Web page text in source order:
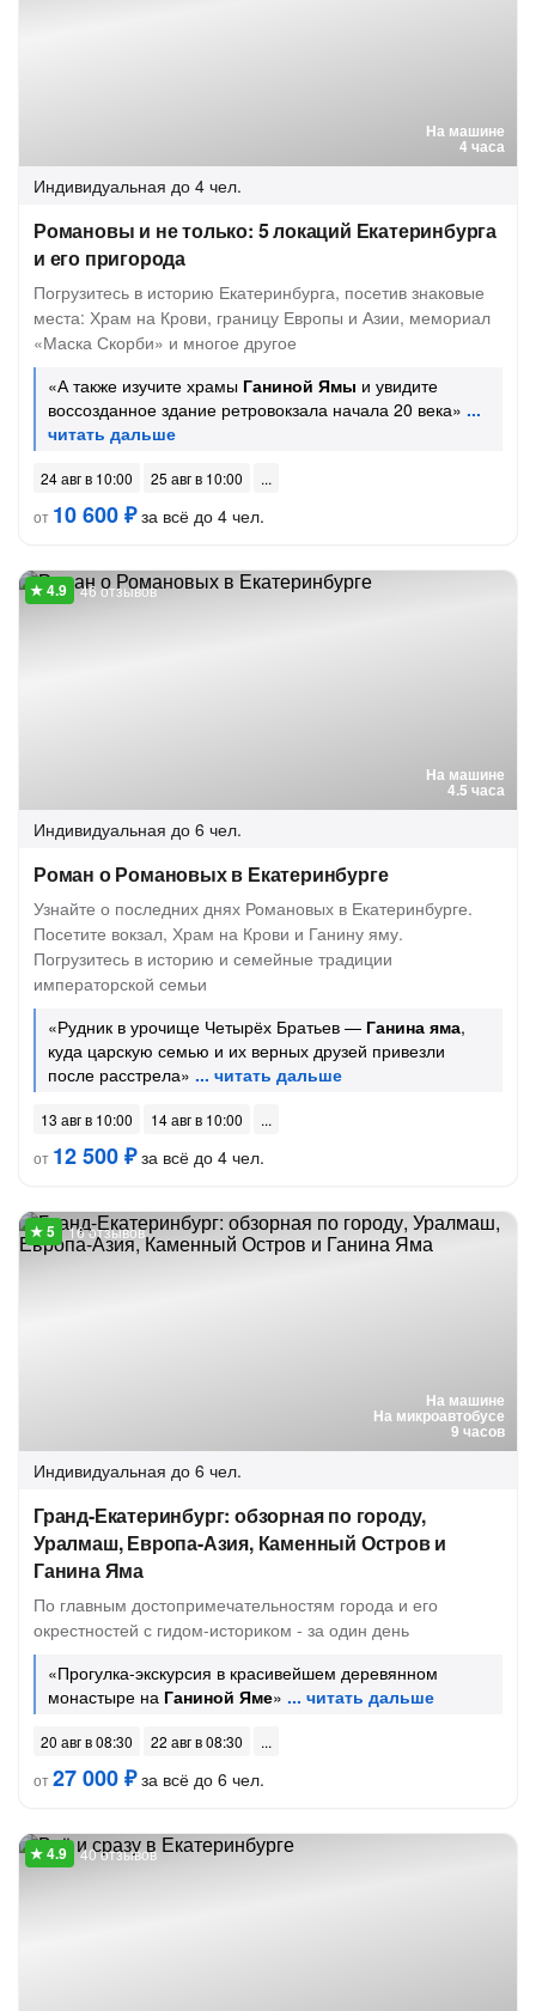
На машине
4 часа
Индивидуальная до 4 чел.
Романовы и не только: 5 локаций Екатеринбурга
и его пригорода
Погрузитесь в историю Екатеринбурга, посетив знаковые
места: Храм на Крови, границу Европы и Азии, мемориал
«Маска Скорби» и многое другое
«А также изучите храмы Ганиной Ямы и увидите
воссозданное здание ретровокзала начала 20 века»
24 авг в 10:00
25 авг в 10:00
от 10 600 ₽за всё до 4 чел.
На машине
4.5 часа
46 отзывов
Индивидуальная до 6 чел.
Роман о Романовых в Екатеринбурге
Узнайте о последних днях Романовых в Екатеринбурге.
Посетите вокзал, Храм на Крови и Ганину яму.
Погрузитесь в историю и семейные традиции
императорской семьи
«Рудник в урочище Четырёх Братьев — Ганина яма,
куда царскую семью и их верных друзей привезли
после расстрела»
13 авг в 10:00
14 авг в 10:00
от 12 500 ₽за всё до 4 чел.
На машине
На микроавтобусе
9 часов
16 отзывов
Индивидуальная до 6 чел.
Гранд-Екатеринбург: обзорная по городу,
Уралмаш, Европа-Азия, Каменный Остров и
Ганина Яма
По главным достопримечательностям города и его
окрестностей с гидом-историком - за один день
«Прогулка-экскурсия в красивейшем деревянном
монастыре на Ганиной Яме»
20 авг в 08:30
22 авг в 08:30
от27 000 ₽за всё до 6 чел.
40 отзывов